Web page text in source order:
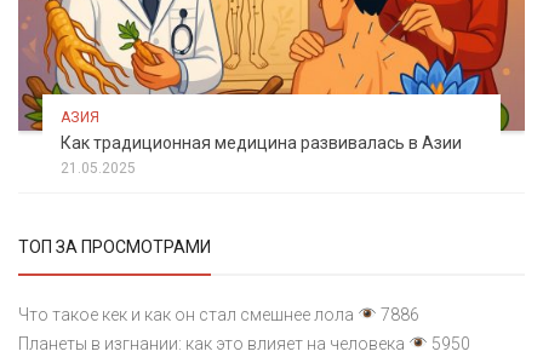
АЗИЯ
Как традиционная медицина развивалась в Азии
21.05.2025
ТОП ЗА ПРОСМОТРАМИ
Что такое кек и как он стал смешнее лола
7886
Планеты в изгнании: как это влияет на человека
5950